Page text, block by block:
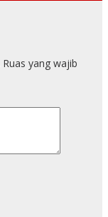
Ruas yang wajib